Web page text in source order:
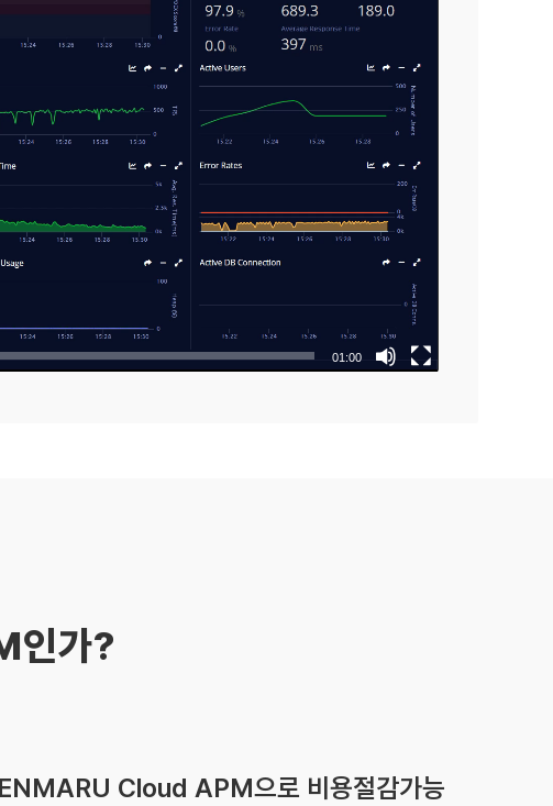
01:00
가?
Cloud APM으로 비용절감가능